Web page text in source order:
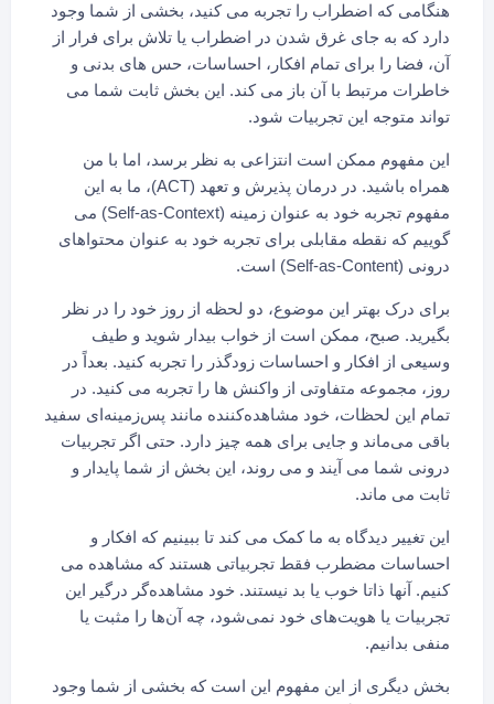
هنگامی که اضطراب را تجربه می کنید، بخشی از شما وجود
دارد که به جای غرق شدن در اضطراب یا تلاش برای فرار از
آن، فضا را برای تمام افکار، احساسات، حس های بدنی و
خاطرات مرتبط با آن باز می کند. این بخش ثابت شما می
تواند متوجه این تجربیات شود.
این مفهوم ممکن است انتزاعی به نظر برسد، اما با من
همراه باشید. در درمان پذیرش و تعهد (ACT)، ما به این
مفهوم تجربه خود به عنوان زمینه (Self-as-Context) می
گوییم که نقطه مقابلی برای تجربه خود به عنوان محتواهای
درونی (Self-as-Content) است.
برای درک بهتر این موضوع، دو لحظه از روز خود را در نظر
بگیرید. صبح، ممکن است از خواب بیدار شوید و طیف
وسیعی از افکار و احساسات زودگذر را تجربه کنید. بعداً در
روز، مجموعه متفاوتی از واکنش ها را تجربه می کنید. در
تمام این لحظات، خود مشاهده‌کننده مانند پس‌زمینه‌ای سفید
باقی می‌ماند و جایی برای همه چیز دارد. حتی اگر تجربیات
درونی شما می آیند و می روند، این بخش از شما پایدار و
ثابت می ماند.
این تغییر دیدگاه به ما کمک می کند تا ببینیم که افکار و
احساسات مضطرب فقط تجربیاتی هستند که مشاهده می
کنیم. آنها ذاتا خوب یا بد نیستند. خود مشاهده‌گر درگیر این
تجربیات یا هویت‌های خود نمی‌شود، چه آن‌ها را مثبت یا
منفی بدانیم.
بخش دیگری از این مفهوم این است که بخشی از شما وجود